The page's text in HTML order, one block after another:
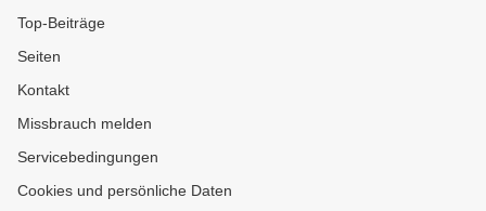
Top-Beiträge
Seiten
Kontakt
Missbrauch melden
Servicebedingungen
Cookies und persönliche Daten